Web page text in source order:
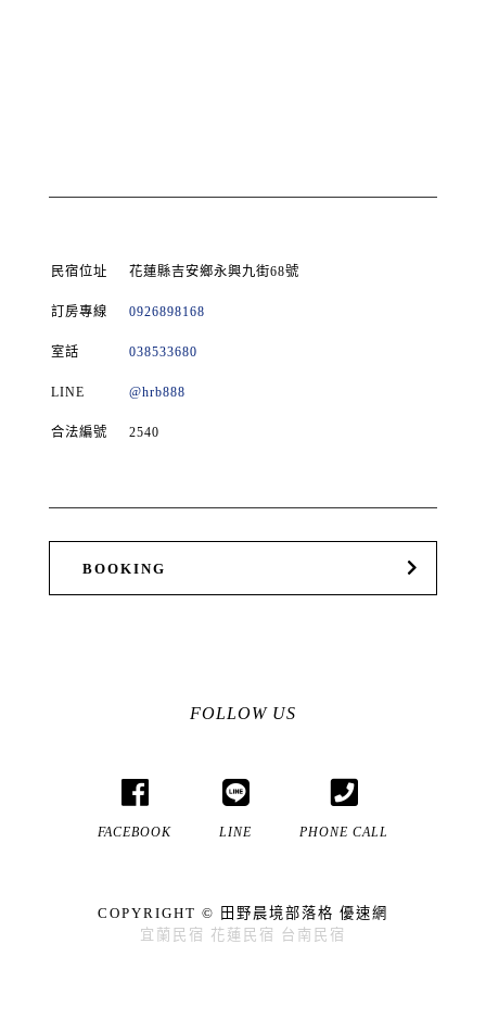
民宿位址 花蓮縣吉安鄉永興九街68號
訂房專線 0926898168
室話 038533680
LINE @hrb888
合法編號 2540
BOOKING
FOLLOW US
FACEBOOK LINE PHONE CALL
COPYRIGHT © 田野晨境部落格 優速網
宜蘭民宿 花蓮民宿 台南民宿